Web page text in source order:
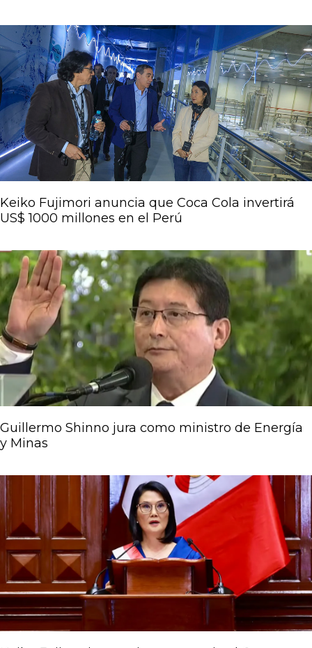
Keiko Fujimori anuncia que Coca Cola invertirá
US$ 1000 millones en el Perú
Guillermo Shinno jura como ministro de Energía
y Minas